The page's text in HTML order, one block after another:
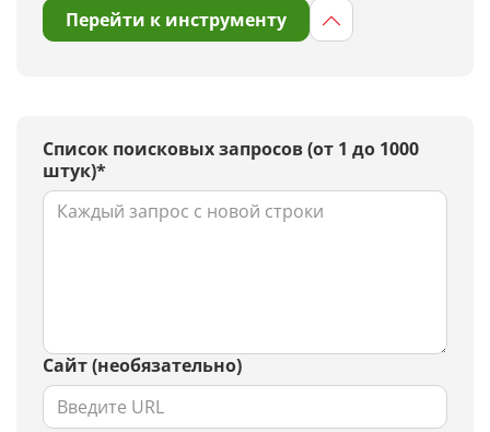
Перейти к инструменту
Список поисковых запросов (от 1 до 1000
штук)*
Сайт (необязательно)